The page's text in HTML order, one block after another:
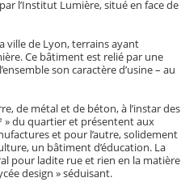
l’Institut Lumière, situé en face de
ville de Lyon, terrains ayant
Ce bâtiment est relié par une
son caractère d’usine – au
de métal et de béton, à l’instar des
» du quartier et présentent aux
et pour l’autre, solidement
un bâtiment d’éducation. La
pour ladite rue et rien en la matière
design » séduisant.